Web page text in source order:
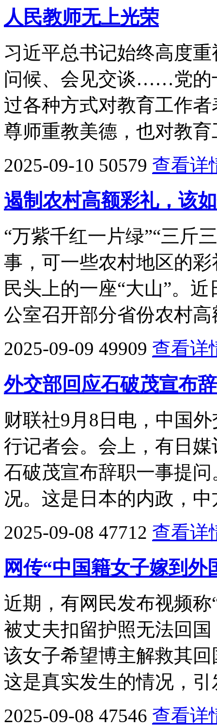
人民教师无上光荣
习近平总书记始终高度
问候、会见交谈……党的
过各种方式对教育工作
尊师重教美德，也对教
2025-09-10 50579 查看详
遏制农村高额彩礼，该
“万紫千红一片绿”“三
事，可一些农村地区的
民头上的一座“大山”。
公室召开部分省份农村
2025-09-09 49909 查看详
外交部回应石破茂宣布
财联社9月8日电，中国
行记者会。会上，有日
石破茂宣布辞职一事提
况。这是日本的内政，
2025-09-08 47712 查看详
网传“中国籍女子嫁到
近期，有网民发布视频
被丈夫扣留护照无法回
该女子希望博主解救其
这是真实发生的情况，
2025-09-08 47546 查看详